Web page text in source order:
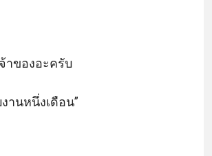
าของอะครับ
านหนึ่งเดือน”